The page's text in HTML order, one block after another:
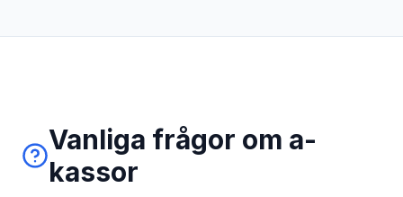
Vanliga frågor om a-
kassor